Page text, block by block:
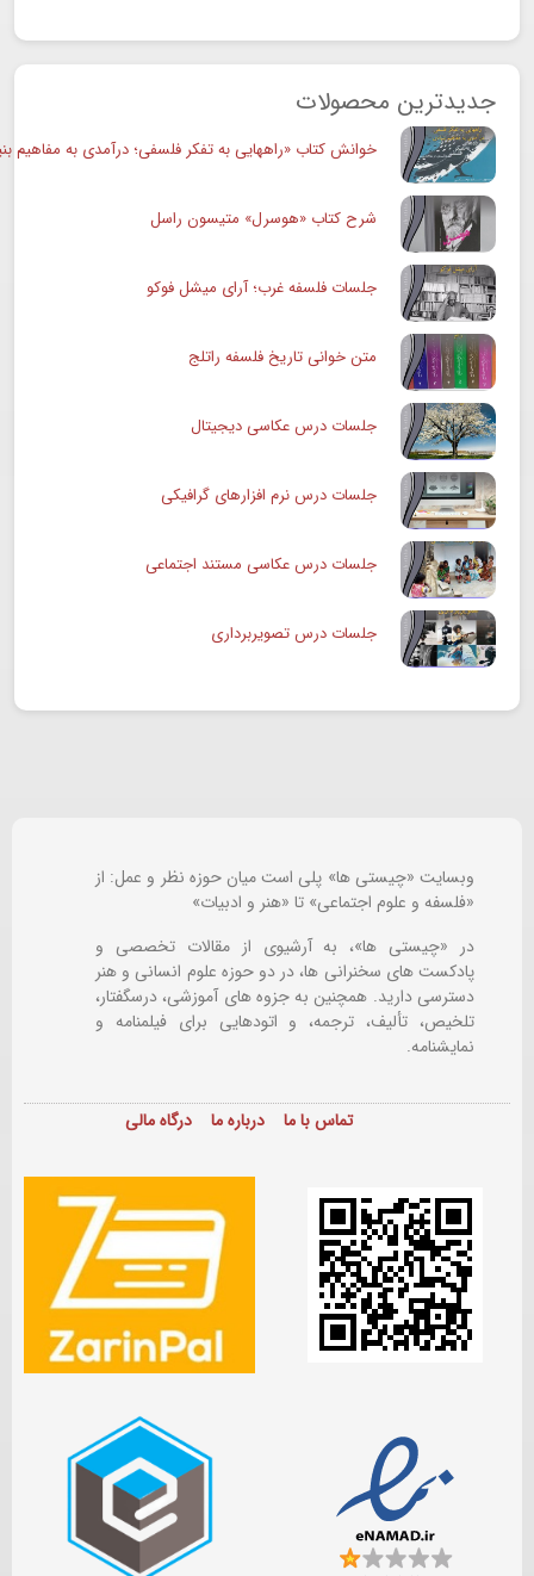
جدیدترین محصولات
خوانش کتاب «راههایی به تفکر فلسفی؛ درآمدی به مفاهیم
شرح کتاب «هوسرل» متیسون راسل
جلسات فلسفه غرب؛ آرای میشل فوکو
متن خوانی تاریخ فلسفه راتلج
جلسات درس عکاسی دیجیتال
جلسات درس نرم افزارهای گرافیکی
جلسات درس عکاسی مستند اجتماعی
جلسات درس تصویربرداری
وبسایت «چیستی ها» پلی است میان حوزه نظر و عمل: از
«فلسفه و علوم اجتماعی» تا «هنر و ادبیات»
در «چیستی ها»، به آرشیوی از مقالات تخصصی و
پادکست های سخنرانی ها، در دو حوزه علوم انسانی و هنر
دسترسی دارید. همچنین به جزوه های آموزشی، درسگفتار،
تلخیص، تألیف، ترجمه، و اتودهایی برایفیلمنامه و
نمایشنامه.
تماس با ما درباره ما درگاه مالی